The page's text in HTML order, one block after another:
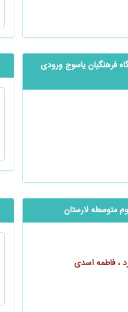
فرهنگیان یاسوج ورودی
متوسطه لارستان
، فاطمه اسدی